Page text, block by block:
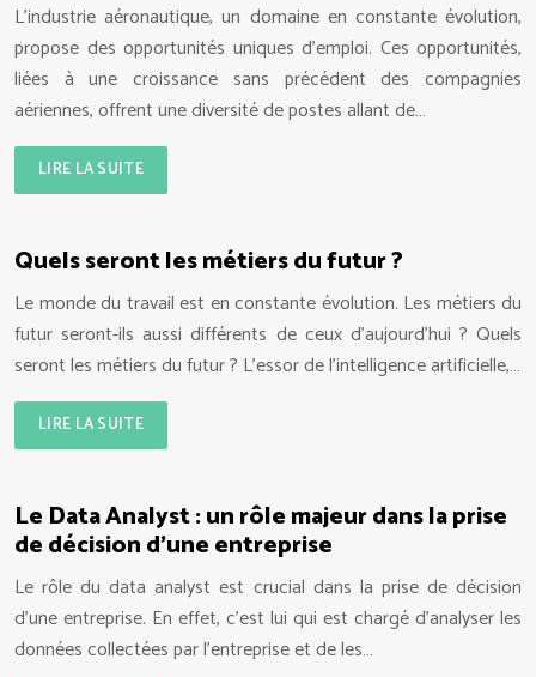
L’industrie aéronautique, un domaine en constante évolution,
propose des opportunités uniques d’emploi. Ces opportunités,
liées à une croissance sans précédent des compagnies
aériennes, offrent une diversité de postes allant de…
LIRE LA SUITE
Quels seront les métiers du futur ?
Le monde du travail est en constante évolution. Les métiers du
futur seront-ils aussi différents de ceux d’aujourd’hui ? Quels
seront les métiers du futur ? L’essor de l’intelligence artificielle,…
LIRE LA SUITE
Le Data Analyst : un rôle majeur dans la prise
de décision d’une entreprise
Le rôle du data analyst est crucial dans la prise de décision
d’une entreprise. En effet, c’est lui qui est chargé d’analyser les
données collectées par l’entreprise et de les…